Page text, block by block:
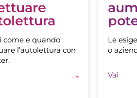
come e quando
l’autolettura con
Le
o
Vai